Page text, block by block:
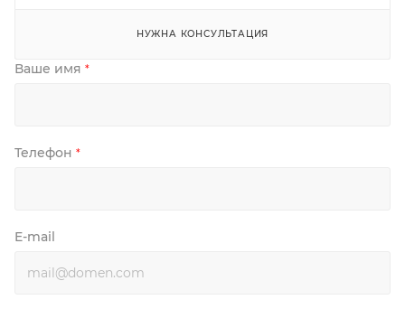
НУЖНА КОНСУЛЬТАЦИЯ
Ваше имя *
Телефон *
E-mail